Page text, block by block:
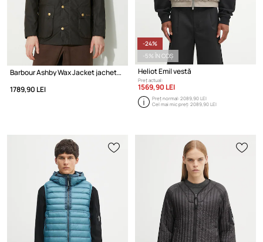
Barbour Ashby Wax Jacket jachetă cerută pentru bărbați
1789,90 LEI
-24%
-5% ÎN COȘ
Heliot Emil vestă
Preț actual:
1569,90 LEI
Preț normal:2089,90 LEI
Cel mai mic preț:2089,90 LEI